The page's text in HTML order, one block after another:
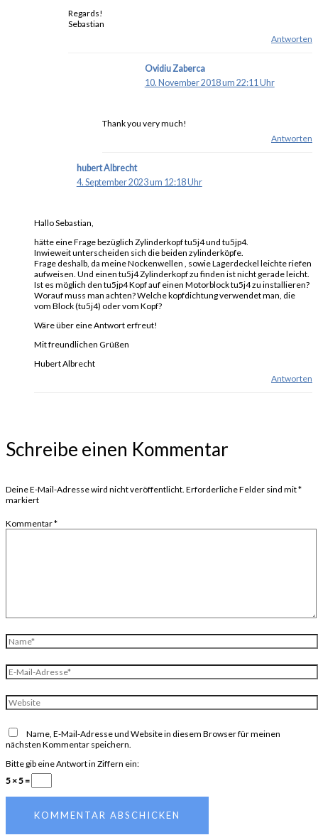
Regards!
Sebastian
Antworten
Ovidiu Zaberca
10. November 2018 um 22:11 Uhr
Thank you very much!
Antworten
hubert Albrecht
4. September 2023 um 12:18 Uhr
Hallo Sebastian,
hätte eine Frage bezüglich Zylinderkopf tu5j4 und tu5jp4.
Inwieweit unterscheiden sich die beiden zylinderköpfe.
Frage deshalb, da meine Nockenwellen , sowie Lagerdeckel leichte riefen
aufweisen. Und einen tu5j4 Zylinderkopf zu finden ist nicht gerade leicht.
Ist es möglich den tu5jp4 Kopf auf einen Motorblock tu5j4 zu installieren?
Worauf muss man achten? Welche kopfdichtung verwendet man, die
vom Block (tu5j4) oder vom Kopf?
Wäre über eine Antwort erfreut!
Mit freundlichen Grüßen
Hubert Albrecht
Antworten
Schreibe einen Kommentar
Deine E-Mail-Adresse wird nicht veröffentlicht. Erforderliche Felder sind mit*
markiert
Kommentar*
Name*
E-
Mail-
Website
Name, E-Mail-Adresse und Website in diesem Browser für meinen
nächsten Kommentar speichern.
Bitte gib eine Antwort in Ziffern ein:
5 × 5 =